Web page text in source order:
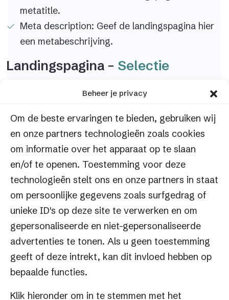
Beheer je privacy
Om de beste ervaringen te bieden, gebruiken wij
en onze partners technologieën zoals cookies
om informatie over het apparaat op te slaan
en/of te openen. Toestemming voor deze
technologieën stelt ons en onze partners in staat
om persoonlijke gegevens zoals surfgedrag of
unieke ID's op deze site te verwerken en om
gepersonaliseerde en niet-gepersonaliseerde
advertenties te tonen. Als u geen toestemming
geeft of deze intrekt, kan dit invloed hebben op
bepaalde functies.
Klik hieronder om in te stemmen met het
metatitle.
Meta description: Geef de landingspagina hier
een metabeschrijving.
Landingspagina – Selectie
Thema: Selecteer hier het thema dat je aan je
Doelgroep (vereist): Kies hier de doelgroep van
de landingspagina. De product landingspagina
wordt alleen getoond wanneer de doelgroep én
het productgroep is ingevuld.
Merk: Koppel hier één of meerdere merk(en) aan
de landingspagina.
Productgroep (vereist): Vul hier in welke
productgroep(en) je wil koppelen aan de
landingspagina. De product landingspagina
wordt alleen getoond wanneer het
productgroep én de doelgroep is ingevuld.